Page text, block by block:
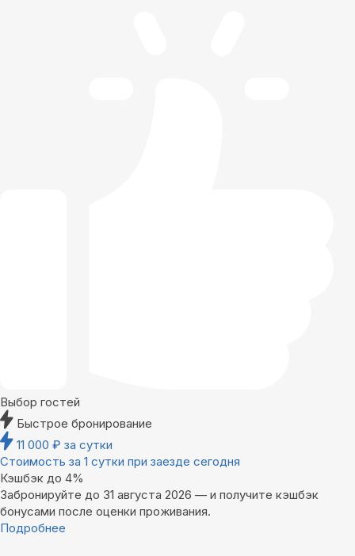
Выбор гостей
Быстрое бронирование
11 000 ₽ за сутки
Стоимость за 1 сутки при заезде сегодня
Кэшбэк до 4%
Забронируйте до 31 августа 2026 — и получите кэшбэк
бонусами после оценки проживания.
Подробнее